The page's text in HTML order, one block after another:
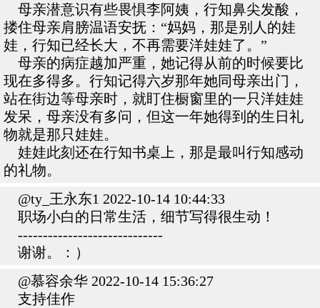
母亲潜意识有些畏惧李阿姨，行知鼻尖发酸，
搂住母亲肩膀温语安抚：“妈妈，那是别人的娃
娃，行知已经长大，不再需要洋娃娃了。”
母亲的病症越加严重，她记得从前的时候要比
现在多得多。行知记得六岁那年她同母亲出门，
站在街边等母亲时，就盯住橱窗里的一只洋娃娃
发呆，母亲没有多问，但这一年她得到的生日礼
物就是那只娃娃。
娃娃此刻还在行知书桌上，那是最叫行知感动
的礼物。
@ty_王永东1 2022-10-14 10:44:33
职场小白的日常生活，细节写得很生动！
-----------------------------
谢谢。：）
@慕容余华 2022-10-14 15:36:27
支持佳作